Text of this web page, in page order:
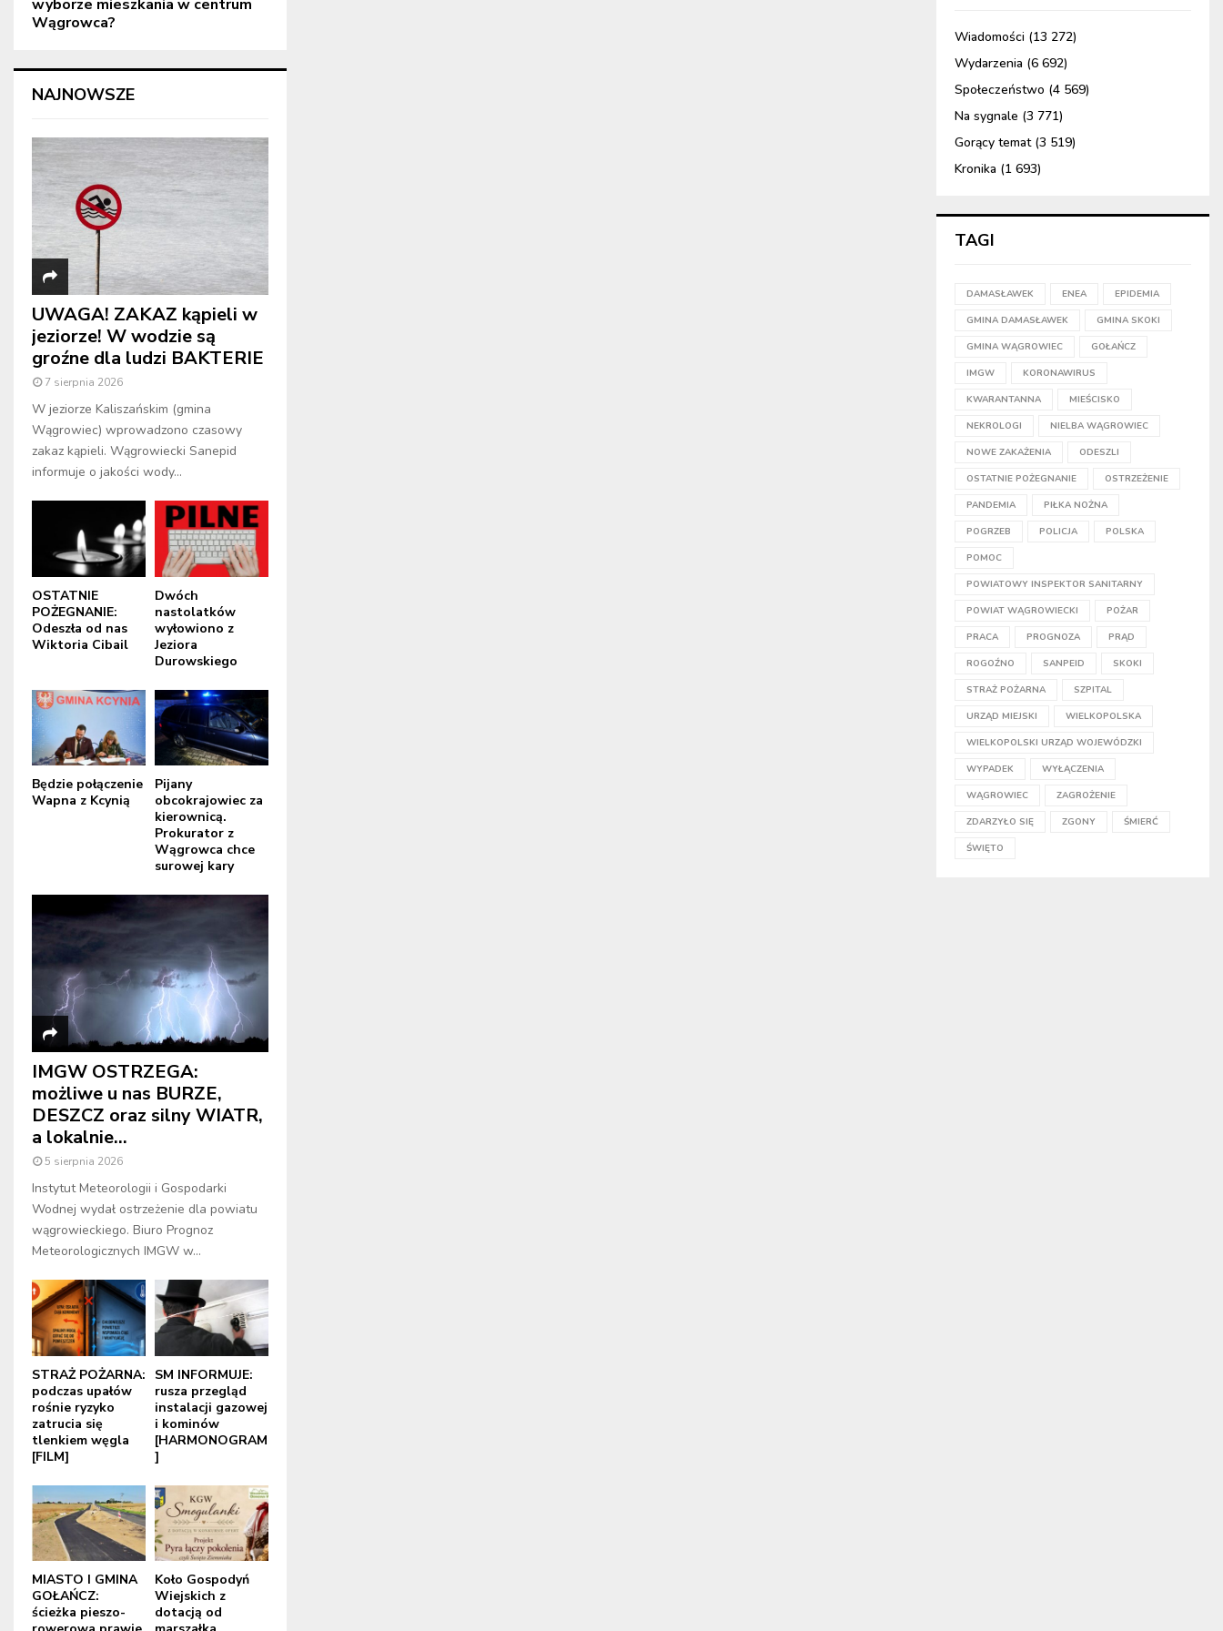
wyborze mieszkania w centrum
Wągrowca?
NAJNOWSZE
UWAGA! ZAKAZ kąpieli w
jeziorze! W wodzie są
groźne dla ludzi BAKTERIE
7 sierpnia 2026
W jeziorze Kaliszańskim (gmina
Wągrowiec) wprowadzono czasowy
zakaz kąpieli. Wągrowiecki Sanepid
informuje o jakości wody...
OSTATNIE
POŻEGNANIE:
Odeszła od nas
Wiktoria Cibail
Dwóch
nastolatków
wyłowiono z
Jeziora
Durowskiego
Będzie połączenie
Wapna z Kcynią
Pijany
obcokrajowiec za
kierownicą.
Prokurator z
Wągrowca chce
surowej kary
IMGW OSTRZEGA:
możliwe u nas BURZE,
DESZCZ oraz silny WIATR,
a lokalnie...
5 sierpnia 2026
Instytut Meteorologii i Gospodarki
Wodnej wydał ostrzeżenie dla powiatu
wągrowieckiego. Biuro Prognoz
Meteorologicznych IMGW w...
STRAŻ POŻARNA:
podczas upałów
rośnie ryzyko
zatrucia się
tlenkiem węgla
[FILM]
SM INFORMUJE:
rusza przegląd
instalacji gazowej
i kominów
[HARMONOGRAM
]
MIASTO I GMINA
GOŁAŃCZ:
ścieżka pieszo-
Koło Gospodyń
Wiejskich z
dotacją od
Wiadomości (13 272)
Wydarzenia (6 692)
Społeczeństwo (4 569)
Na sygnale (3 771)
Gorący temat(3 519)
Kronika (1 693)
TAGI
DAMASŁAWEK ENEA EPIDEMIA
GMINA DAMASŁAWEK GMINA SKOKI
GMINA WĄGROWIEC GOŁAŃCZ
IMGW KORONAWIRUS
KWARANTANNA MIEŚCISKO
NEKROLOGI NIELBA WĄGROWIEC
NOWE ZAKAŻENIA ODESZLI
OSTATNIE POŻEGNANIE OSTRZEŻENIE
PANDEMIA PIŁKA NOŻNA
POGRZEB POLICJA POLSKA
POMOC
POWIATOWY INSPEKTOR SANITARNY
POWIAT WĄGROWIECKI POŻAR
PRACA PROGNOZA PRĄD
ROGOŹNO SANPEID SKOKI
STRAŻ POŻARNA SZPITAL
URZĄD MIEJSKI WIELKOPOLSKA
WIELKOPOLSKI URZĄD WOJEWÓDZKI
WYPADEK WYŁĄCZENIA
WĄGROWIEC ZAGROŻENIE
ZDARZYŁO SIĘ ZGONY ŚMIERĆ
ŚWIĘTO